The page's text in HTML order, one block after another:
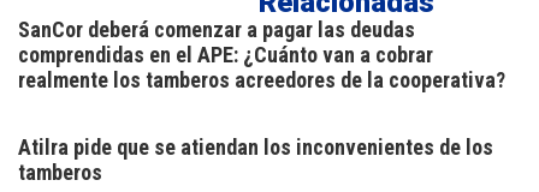
SanCor deberá comenzar a pagar las deudas
comprendidas en el APE: ¿Cuánto van a cobrar
realmente los tamberos acreedores de la cooperativa?
Atilra pide que se atiendan los inconvenientes de los
tamberos